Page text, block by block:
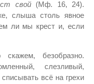
свой(Мф. 16, 24).
слыша столь явное
ли мы крест и, если
безобразно.
слезливый,
всё на грехи